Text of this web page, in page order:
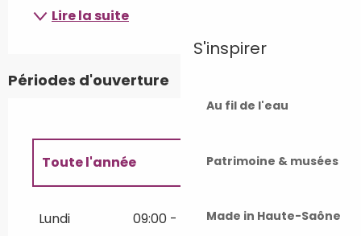
S'inspirer
Au fil de l'eau
Patrimoine & musées
Made in Haute-Saône
Lire la suite
Périodes d'ouverture
Toute l'année
Toute l'année 2027
Lundi 09:00 - 15:00 19:00 - 23:00